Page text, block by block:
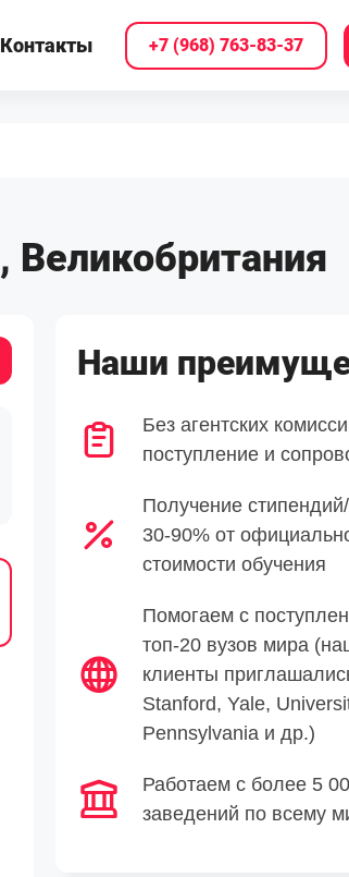
Контакты +7 (968) 763-83-37
Великобритания
Наши
Без агентских
поступление и
Получение
30-90% от
стоимости обучения
Помогаем с
топ-20 вузов мира
клиенты
Stanford, Yale,
Pennsylvania и др.)
Работаем с более 5
заведений по всему